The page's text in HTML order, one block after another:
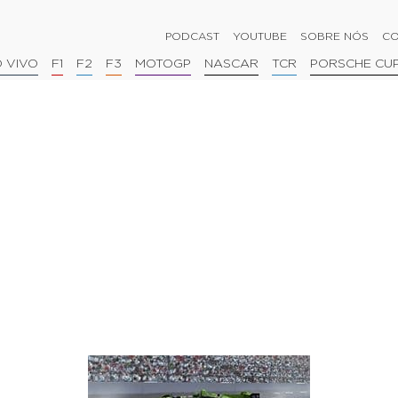
PODCAST YOUTUBE SOBRE NÓS
VIVO F1 F2 F3 MOTOGP NASCAR TCR PORSCHE